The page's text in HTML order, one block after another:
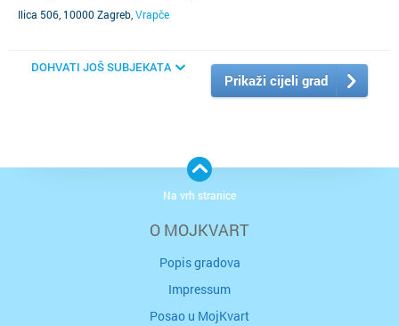
Ilica 506, 10000 Zagreb Vrapče
DOHVATI JOŠ SUBJEKATA
Prikaži cijeli grad
O MOJKVART
Popis gradova
Impressum
Posao u MojKvart
Na vrh stranice